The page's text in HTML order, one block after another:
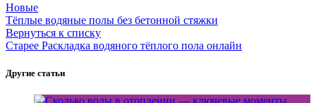
Новые
Тёплые водяные полы без бетонной стяжки
Вернуться к списку
Старее Раскладка водяного тёплого пола онлайн
Другие статьи